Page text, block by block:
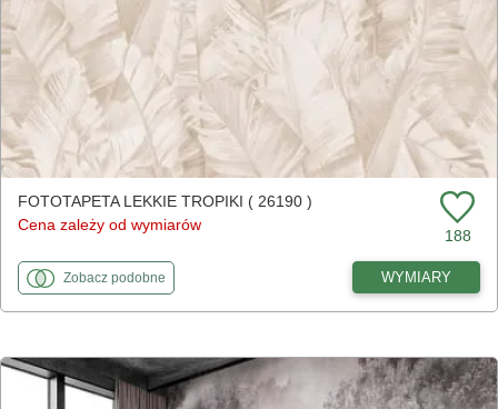
FOTOTAPETA LEKKIE TROPIKI ( 26190 )
Cena zależy od wymiarów
188
Zobaczfototapety
podobnedo Lekkie tropiki WYMIARY